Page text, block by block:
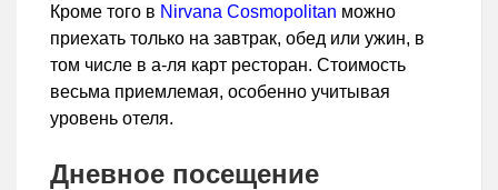
Кроме того в Nirvana Cosmopolitan можно
приехать только на завтрак, обед или ужин, в
том числе в а-ля карт ресторан. Стоимость
весьма приемлемая, особенно учитывая
уровень отеля.
Дневное посещение